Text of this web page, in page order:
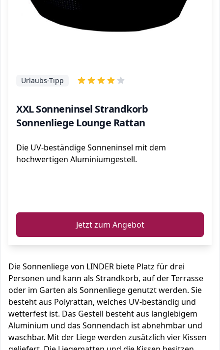
XXL Sonneninsel Strandkorb
Sonnenliege Lounge Rattan
Urlaubs-Tipp
Die UV-beständige Sonneninsel mit dem
hochwertigen Aluminiumgestell.
Jetzt zum Angebot
Die Sonnenliege von LINDER biete Platz für drei
Personen und kann als Strandkorb, auf der Terrasse
oder im Garten als Sonnenliege genutzt werden. Sie
besteht aus Polyrattan, welches UV-beständig und
wetterfest ist. Das Gestell besteht aus langlebigem
Aluminium und das Sonnendach ist abnehmbar und
waschbar. Mit der Liege werden zusätzlich vier Kissen